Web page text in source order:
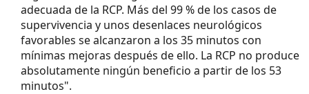
adecuada de la RCP. Más del 99 % de los casos de
supervivencia y unos desenlaces neurológicos
favorables se alcanzaron a los 35 minutos con
mínimas mejoras después de ello. La RCP no produce
absolutamente ningún beneficio a partir de los 53
minutos".